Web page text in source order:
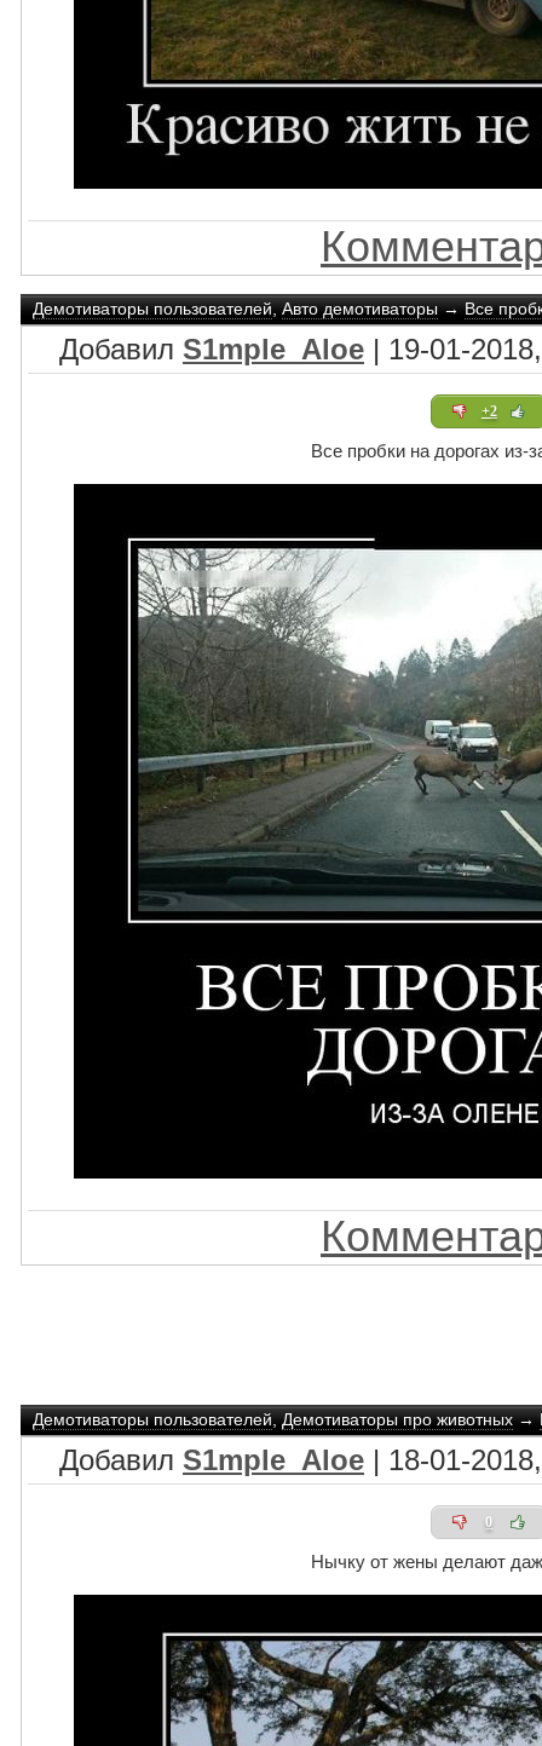
Демотиваторы пользователей,Авто демотиваторы→Все
Добавил S1mple_Aloe | 19-01-
+2
Все пробки на дорогах из-
Демотиваторы пользователей,Демотиваторы про животных→
Добавил S1mple_Aloe | 18-01-
0
Нычку от жены делают